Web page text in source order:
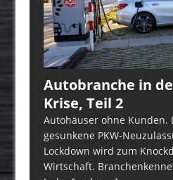
Autobranche in
Krise, Teil 2
Autohäuser ohne Kunden.
gesunkene PKW-
Lockdown wird zum
Wirtschaft.